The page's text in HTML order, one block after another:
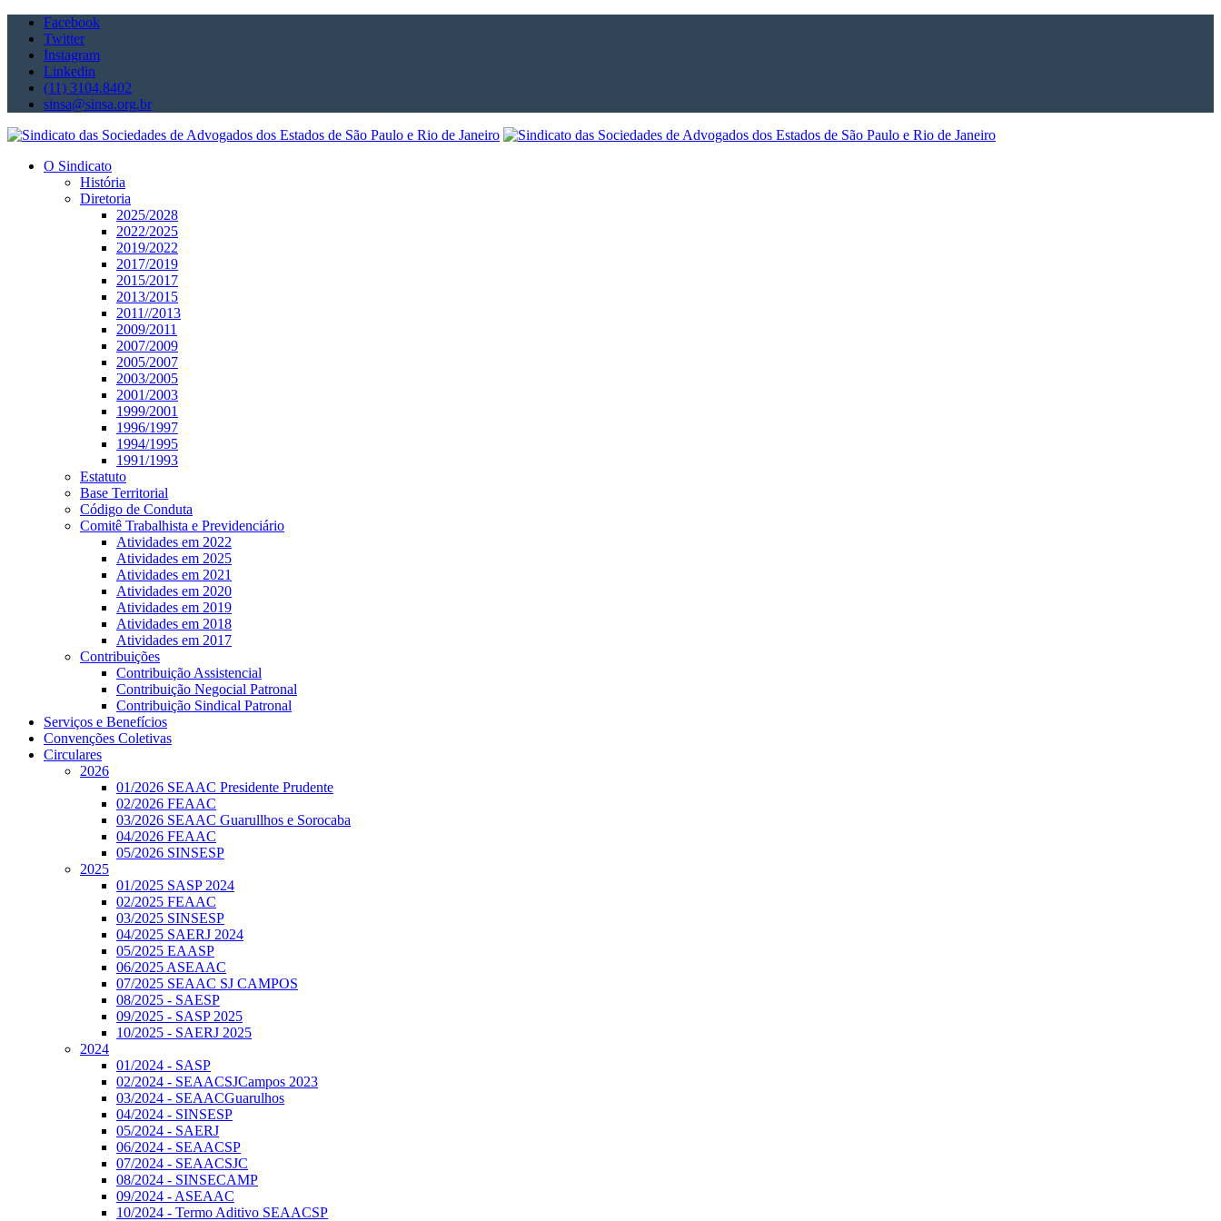
Facebook
Twitter
Instagram
Linkedin
(11) 3104.8402
sinsa@sinsa.org.br
O Sindicato
História
Diretoria
2025/2028
2022/2025
2019/2022
2017/2019
2015/2017
2013/2015
2011//2013
2009/2011
2007/2009
2005/2007
2003/2005
2001/2003
1999/2001
1996/1997
1994/1995
1991/1993
Estatuto
Base Territorial
Código de Conduta
Comitê Trabalhista e Previdenciário
Atividades em 2022
Atividades em 2025
Atividades em 2021
Atividades em 2020
Atividades em 2019
Atividades em 2018
Atividades em 2017
Contribuições
Contribuição Assistencial
Contribuição Negocial Patronal
Contribuição Sindical Patronal
Serviços e Benefícios
Convenções Coletivas
Circulares
2026
01/2026 SEAAC Presidente Prudente
02/2026 FEAAC
03/2026 SEAAC Guarullhos e Sorocaba
04/2026 FEAAC
05/2026 SINSESP
2025
01/2025 SASP 2024
02/2025 FEAAC
03/2025 SINSESP
04/2025 SAERJ 2024
05/2025 EAASP
06/2025 ASEAAC
07/2025 SEAAC SJ CAMPOS
08/2025 - SAESP
09/2025 - SASP 2025
10/2025 - SAERJ 2025
2024
01/2024 - SASP
02/2024 - SEAACSJCampos 2023
03/2024 - SEAACGuarulhos
04/2024 - SINSESP
05/2024 - SAERJ
06/2024 - SEAACSP
07/2024 - SEAACSJC
08/2024 - SINSECAMP
09/2024 - ASEAAC
10/2024 - Termo Aditivo SEAACSP